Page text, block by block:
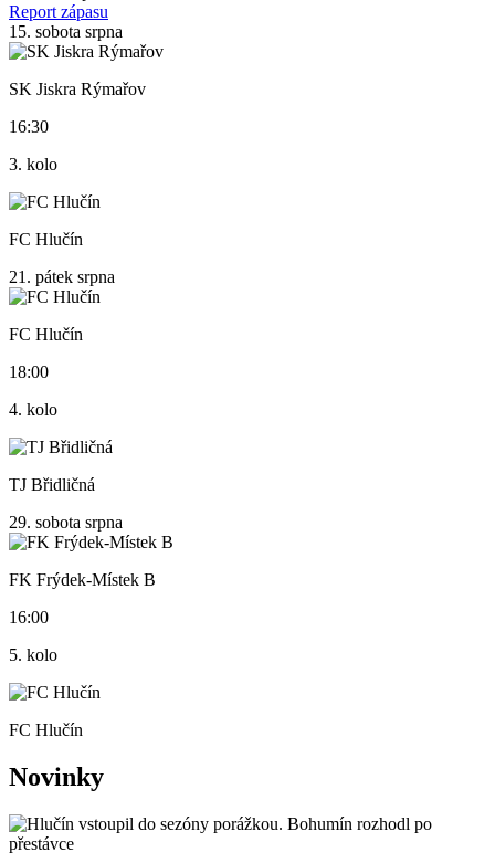
Report zápasu
15. sobota srpna
SK Jiskra Rýmařov
16:30
3. kolo
FC Hlučín
21. pátek srpna
FC Hlučín
18:00
4. kolo
TJ Břidličná
29. sobota srpna
FK Frýdek-Místek B
16:00
5. kolo
FC Hlučín
Novinky